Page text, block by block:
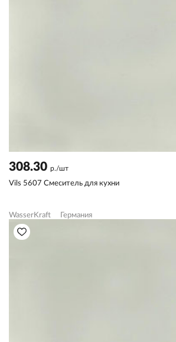
308.30 р./шт
Vils 5607 Смеситель для кухни
WasserKraft Германия